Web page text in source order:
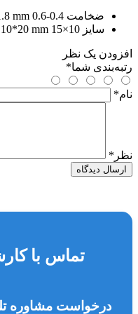
ضخامت 0.4-0.6 mm, 0.6-1 mm, 1-1.8 mm
سایز 10×15 mm, 20×40 mm, 10*20 mm
افزودن یک نظر
رتبه‌بندی شما*
نام*
نظر *
ارسال دیدگاه
تماس با
درخواست مشاوره